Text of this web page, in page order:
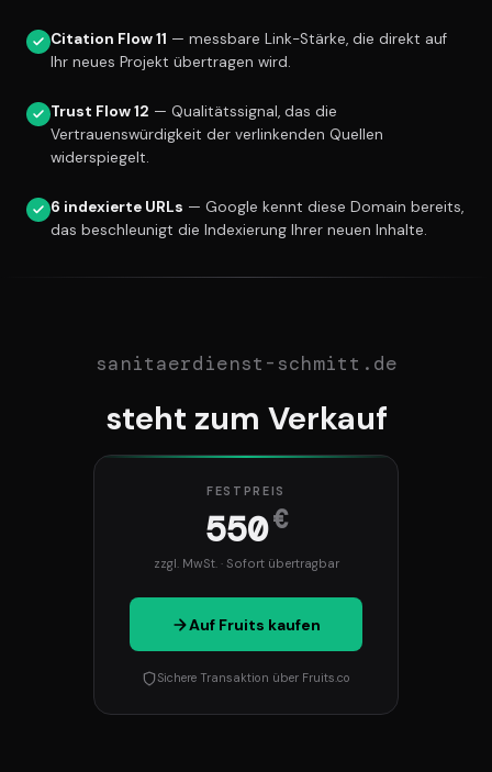
Citation Flow 11 — messbare Link-Stärke, die direkt auf
Ihr neues Projekt übertragen wird.
Trust Flow 12 — Qualitätssignal, das die
Vertrauenswürdigkeit der verlinkenden Quellen
widerspiegelt.
6 indexierte URLs — Google kennt diese Domain bereits,
das beschleunigt die Indexierung Ihrer neuen Inhalte.
sanitaerdienst-schmitt.de
steht zum Verkauf
FESTPREIS
550€
zzgl. MwSt. · Sofort übertragbar
Auf Fruits kaufen
Sichere Transaktion über Fruits.co